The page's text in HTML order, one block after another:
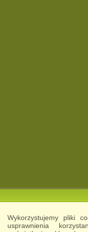
Wykorzystujemy pliki
usprawnienia